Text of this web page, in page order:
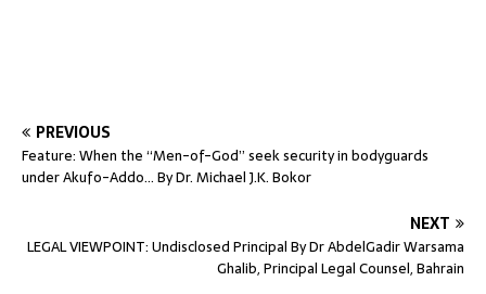
PREVIOUS
Feature: When the “Men-of-God” seek security in bodyguards
under Akufo-Addo… By Dr. Michael J.K. Bokor
NEXT
LEGAL VIEWPOINT: Undisclosed Principal By Dr AbdelGadir Warsama
Ghalib, Principal Legal Counsel, Bahrain